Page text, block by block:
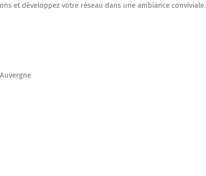
et développez votre réseau dans une ambiance conviviale.